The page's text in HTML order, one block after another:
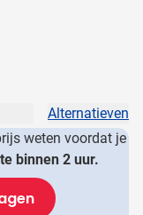
Alternatieven
weten voordat je
binnen 2 uur.